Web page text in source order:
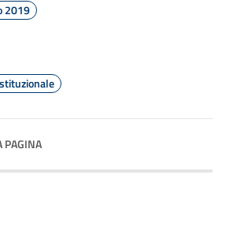
2019
PAGINA